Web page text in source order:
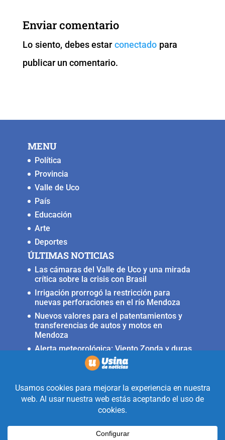
b
o
o
k
A
p
p k
er
Enviar comentario
Lo siento, debes estarconectado para
publicar un comentario.
MENU
Política
Provincia
Valle de Uco
País
Educación
Arte
Deportes
ÚLTIMAS NOTICIAS
Las cámaras del Valle de Uco y una mirada
crítica sobre la crisis con Brasil
Irrigación prorrogó la restricción para
nuevas perforaciones en el río Mendoza
Nuevos valores para el patentamientos y
transferencias de autos y motos en
Mendoza
Alerta meteorológica: Viento Zonda y duras
condiciones en alta montaña
Fuerte terremoto muy cerca del Valle de
Realizado con la mirada equidistante de
alguien a quién solo le interesa
informar que ocurre en Valle de Uco.